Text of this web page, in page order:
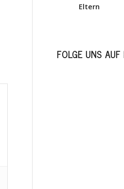
Eltern
FOLGE UNS